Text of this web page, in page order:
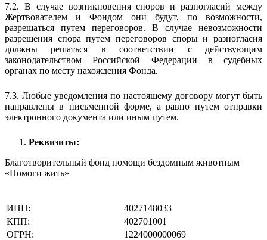
7.2. В случае возникновения споров и разногласий между
Жертвователем и Фондом они будут, по возможности,
разрешаться путем переговоров. В случае невозможности
разрешения спора путем переговоров споры и разногласия
должны решаться в соответствии с действующим
законодательством Российской Федерации в судебных
органах по месту нахождения Фонда.
7.3. Любые уведомления по настоящему договору могут быть
направлены в письменной форме, а равно путем отправки
электронного документа или иным путем.
Реквизиты:
Благотворительный фонд помощи бездомным животным
«Помоги жить»
ИНН:
4027148033
КПП:
402701001
ОГРН:
1224000000069